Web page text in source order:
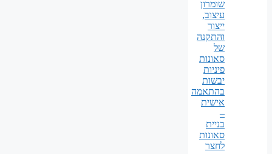
שומרון
עיצוב,
ייצור
והתקנה
של
סאונות
פיניות
יבשות
בהתאמה
אישית
–
בניית
סאונות
לחצר